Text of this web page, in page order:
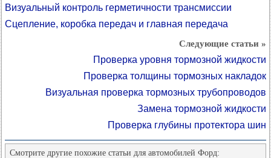
Визуальный контроль герметичности трансмиссии
Сцепление, коробка передач и главная передача
Следующие статьи »
Проверка уровня тормозной жидкости
Проверка толщины тормозных накладок
Визуальная проверка тормозных трубопроводов
Замена тормозной жидкости
Проверка глубины протектора шин
Смотрите другие похожие статьи для автомобилей Форд: